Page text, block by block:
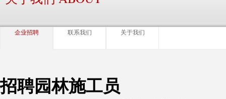
企业招聘 联系我们 关于我们
招聘园林施工员